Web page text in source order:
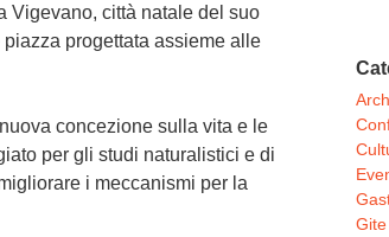
Vigevano, città natale del suo
progettata assieme alle
concezione sulla vita e le
per gli studi naturalistici e di
i meccanismi per la